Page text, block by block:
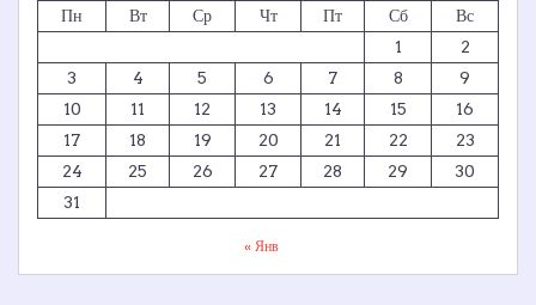
Пн Вт Ср Чт Пт Сб
Вс
1
2
3
4 5 6 7 8
9
10
11 12 13 14 15
16
17
18 19 20 21 22
23
24
25 26 27 28 29
30
31
« Янв